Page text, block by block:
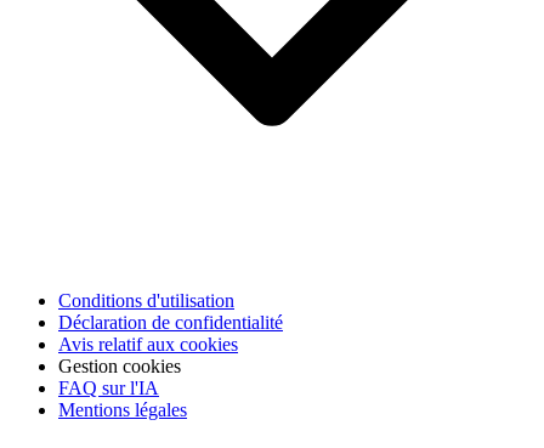
Conditions d'utilisation
Déclaration de confidentialité
Avis relatif aux cookies
Gestion cookies
FAQ sur l'IA
Mentions légales